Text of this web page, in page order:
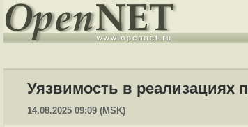
Уязвимость в реализациях
14.08.2025 09:09 (MSK)